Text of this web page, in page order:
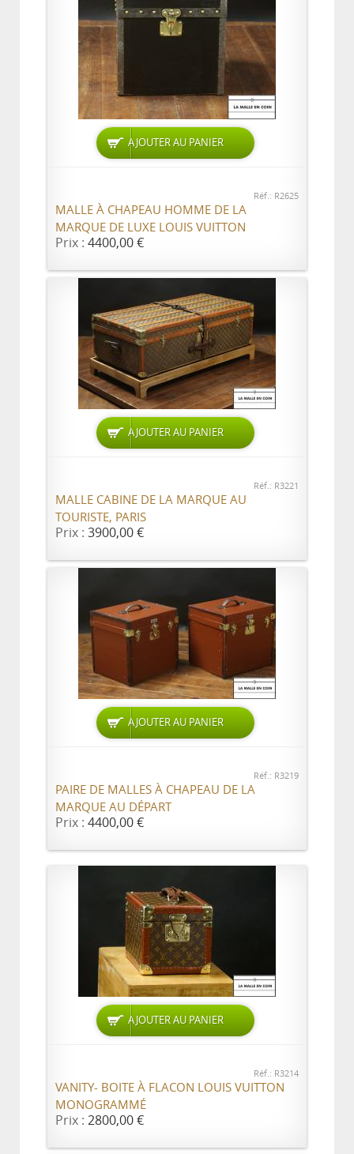
AJOUTER AU PANIER
Réf.: R2625
MALLE À CHAPEAU HOMME DE LA
MARQUE DE LUXE LOUIS VUITTON
Prix : 4400,00 €
AJOUTER AU PANIER
Réf.: R3221
MALLE CABINE DE LA MARQUE AU
TOURISTE, PARIS
Prix : 3900,00 €
AJOUTER AU PANIER
Réf.: R3219
PAIRE DE MALLES À CHAPEAU DE LA
MARQUE AU DÉPART
Prix : 4400,00 €
AJOUTER AU PANIER
Réf.: R3214
VANITY- BOITE À FLACON LOUIS VUITTON
MONOGRAMMÉ
Prix : 2800,00 €